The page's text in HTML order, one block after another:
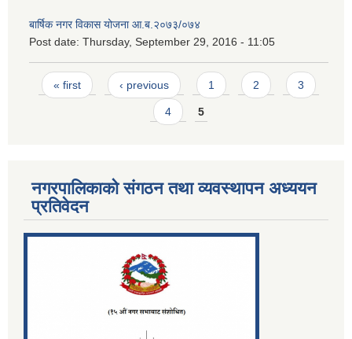
बार्षिक नगर विकास योजना आ.ब.२०७३/०७४
Post date: Thursday, September 29, 2016 - 11:05
Pages
« first ‹ previous 1 2 3
4 5
नगरपालिकाको संगठन तथा व्यवस्थापन अध्ययन
प्रतिवेदन